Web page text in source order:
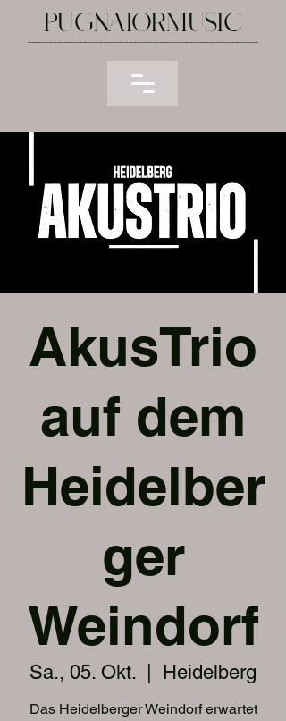
PUGNATORMUSIC
AkusTrio
auf dem
Heidelber
ger
Weindorf
Sa., 05. Okt. Heidelberg
Das Heidelberger Weindorf erwartet